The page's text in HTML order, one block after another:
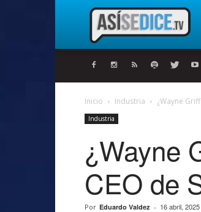
Inicio Industria ¿Wayne
Industria
¿Wayne
CEO de
Por Eduardo Valdez - 16 abril, 2025